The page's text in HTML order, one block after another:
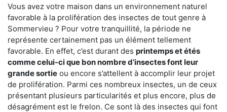
Vous avez votre maison dans un environnement naturel
favorable à la prolifération des insectes de tout genre à
Sommervieu ? Pour votre tranquillité, la période ne
représente certainement pas un élément tellement
favorable. En effet, c’est durant des printemps et étés
comme celui-ci que bon nombre d’insectes font leur
grande sortie ou encore s’attellent à accomplir leur projet
de prolifération. Parmi ces nombreux insectes, un de ceux
présentant plusieurs particularités et plus encore, plus de
désagrément est le frelon. Ce sont là des insectes qui font